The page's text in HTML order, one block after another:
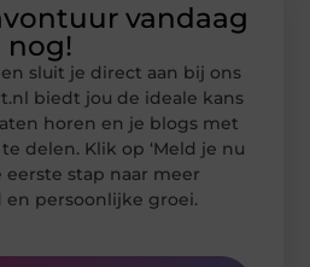
vandaag
nog!
sluit je direct aan bij ons
biedt jou de ideale kans
horen en je blogs met
delen. Klik op ‘Meld je nu
eerste stap naar meer
en persoonlijke groei.